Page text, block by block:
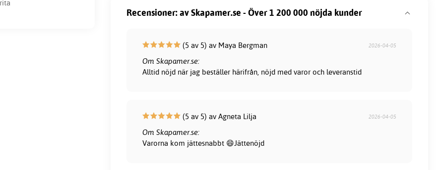
Recensioner: av Skapamer.se - Över 1 200 000 nöjda kunder
(5 av 5) av Maya Bergman 2026-04-05
Om Skapamer.se:
Alltid nöjd när jag beställer härifrån, nöjd med varor och leveranstid
(5 av 5) av Agneta Lilja 2026-04-05
Om Skapamer.se:
Varorna kom jättesnabbt 😄Jättenöjd